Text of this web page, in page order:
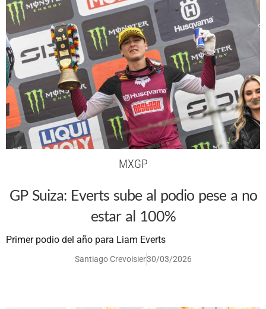
MXGP
GP Suiza: Everts sube al podio pese a no
estar al 100%
Primer podio del año para Liam Everts
Santiago Crevoisier30/03/2026